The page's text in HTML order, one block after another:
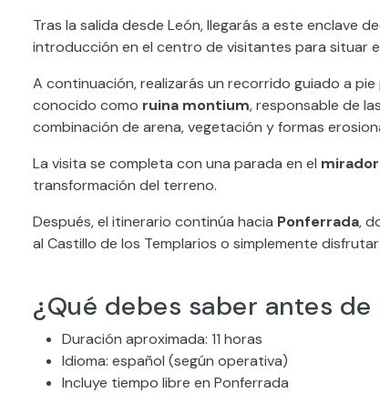
Tras la salida desde León, llegarás a este enclave
introducción en el centro de visitantes para situar
A continuación, realizarás un recorrido guiado a
conocido como ruina montium, responsable de
combinación de arena, vegetación y formas
La visita se completa con una parada en el
transformación del terreno.
Después, el itinerario continúa hacia Ponferrada,
al Castillo de los Templarios o simplemente
¿Qué debes saber antes de
Duración aproximada: 11 horas
Idioma: español (según operativa)
Incluye tiempo libre en Ponferrada